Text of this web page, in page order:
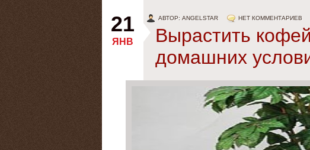
21
ЯНВ
АВТОР: ANGELSTAR НЕТ КОММЕНТАРИЕВ
Вырастить
домашних